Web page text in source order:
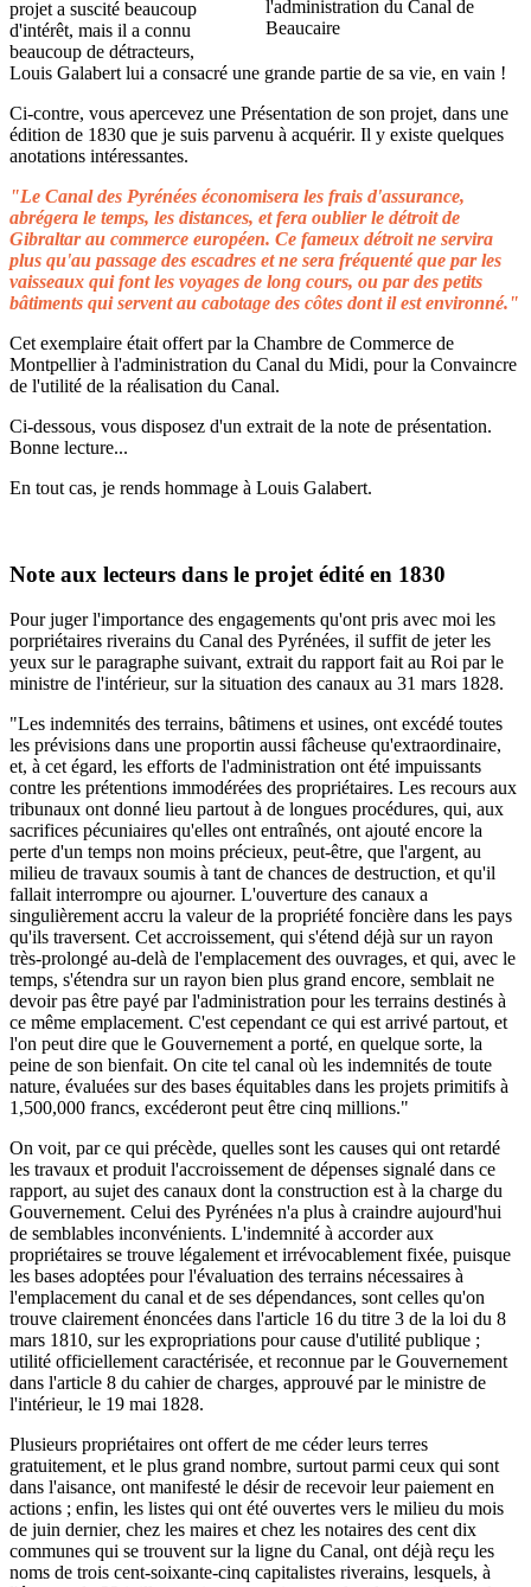
projet a suscité beaucoup
d'intérêt, mais il a connu
beaucoup de détracteurs,
Louis Galabert lui a consacré une grande partie de sa vie, en vain !
Ci-contre, vous apercevez une Présentation de son projet, dans une
édition de 1830 que je suis parvenu à acquérir. Il y existe quelques
anotations intéressantes.
"Le Canal des Pyrénées économisera les frais d'assurance,
abrégera le temps, les distances, et fera oublier le détroit de
Gibraltar au commerce européen. Ce fameux détroit ne servira
plus qu'au passage des escadres et ne sera fréquenté que par les
vaisseaux qui font les voyages de long cours, ou par des petits
bâtiments qui servent au cabotage des côtes dont il est environné."
Cet exemplaire était offert par la Chambre de Commerce de
Montpellier à l'administration du Canal du Midi, pour la Convaincre
de l'utilité de la réalisation du Canal.
Ci-dessous, vous disposez d'un extrait de la note de présentation.
Bonne lecture...
En tout cas, je rends hommage à Louis Galabert.
Note aux lecteurs dans le projet édité en 1830
Pour juger l'importance des engagements qu'ont pris avec moi les
porpriétaires riverains du Canal des Pyrénées, il suffit de jeter les
yeux sur le paragraphe suivant, extrait du rapport fait au Roi par le
ministre de l'intérieur, sur la situation des canaux au 31 mars 1828.
"Les indemnités des terrains, bâtimens et usines, ont excédé toutes
les prévisions dans une proportin aussi fâcheuse qu'extraordinaire,
et, à cet égard, les efforts de l'administration ont été impuissants
contre les prétentions immodérées des propriétaires. Les recours aux
tribunaux ont donné lieu partout à de longues procédures, qui, aux
sacrifices pécuniaires qu'elles ont entraînés, ont ajouté encore la
perte d'un temps non moins précieux, peut-être, que l'argent, au
milieu de travaux soumis à tant de chances de destruction, et qu'il
fallait interrompre ou ajourner. L'ouverture des canaux a
singulièrement accru la valeur de la propriété foncière dans les pays
qu'ils traversent. Cet accroissement, qui s'étend déjà sur un rayon
très-prolongé au-delà de l'emplacement des ouvrages, et qui, avec le
temps, s'étendra sur un rayon bien plus grand encore, semblait ne
devoir pas être payé par l'administration pour les terrains destinés à
ce même emplacement. C'est cependant ce qui est arrivé partout, et
l'on peut dire que le Gouvernement a porté, en quelque sorte, la
peine de son bienfait. On cite tel canal où les indemnités de toute
nature, évaluées sur des bases équitables dans les projets primitifs à
1,500,000 francs, excéderont peut être cinq millions."
On voit, par ce qui précède, quelles sont les causes qui ont retardé
les travaux et produit l'accroissement de dépenses signalé dans ce
rapport, au sujet des canaux dont la construction est à la charge du
Gouvernement. Celui des Pyrénées n'a plus à craindre aujourd'hui
de semblables inconvénients. L'indemnité à accorder aux
propriétaires se trouve légalement et irrévocablement fixée, puisque
les bases adoptées pour l'évaluation des terrains nécessaires à
l'emplacement du canal et de ses dépendances, sont celles qu'on
trouve clairement énoncées dans l'article 16 du titre 3 de la loi du 8
mars 1810, sur les expropriations pour cause d'utilité publique ;
utilité officiellement caractérisée, et reconnue par le Gouvernement
dans l'article 8 du cahier de charges, approuvé par le ministre de
l'intérieur, le 19 mai 1828.
Plusieurs propriétaires ont offert de me céder leurs terres
gratuitement, et le plus grand nombre, surtout parmi ceux qui sont
dans l'aisance, ont manifesté le désir de recevoir leur paiement en
actions ; enfin, les listes qui ont été ouvertes vers le milieu du mois
de juin dernier, chez les maires et chez les notaires des cent dix
communes qui se trouvent sur la ligne du Canal, ont déjà reçu les
noms de trois cent-soixante-cinq capitalistes riverains, lesquels, à